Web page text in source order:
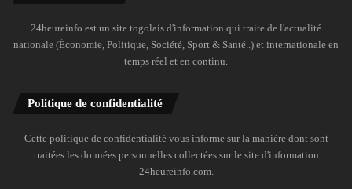
24heureinfo est un site togolais d'information qui traite de l'actualité
nationale (Économie, Politique, Société, Sport & Santé..) et internationale en
temps réel et en continu.
Politique de confidentialité
Cette politique de confidentialité vous informe sur la manière dont sont
traitées les données personnelles collectées sur le site d'information
24heureinfo.com.